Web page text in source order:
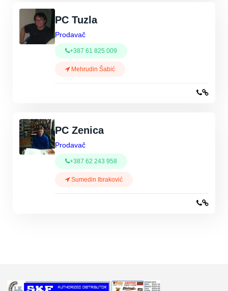
PC Tuzla
Prodavač
+387 61 825 009
Mehrudin Šabić
PC Zenica
Prodavač
+387 62 243 958
Sumedin Ibraković